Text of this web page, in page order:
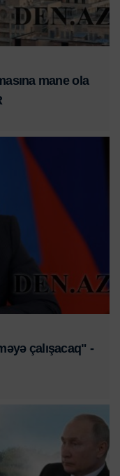
mane ola
çalışacaq" -